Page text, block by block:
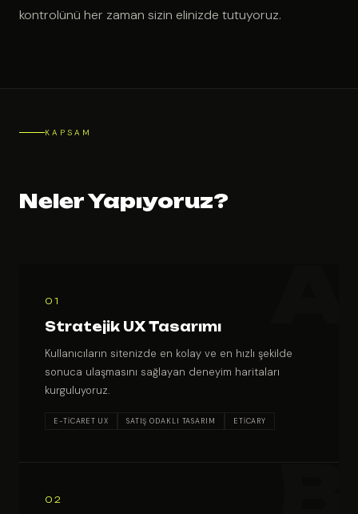
kontrolünü her zaman sizin elinizde tutuyoruz.
KAPSAM
Neler Yapıyoruz?
01
Stratejik UX Tasarımı
Kullanıcıların sitenizde en kolay ve en hızlı şekilde
sonuca ulaşmasını sağlayan deneyim haritaları
kurguluyoruz.
E-TİCARET UX SATIŞ ODAKLI TASARIM ETİCARY
02